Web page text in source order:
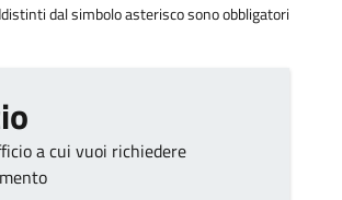
dal simbolo asterisco sono obbligatori
a cui vuoi richiedere